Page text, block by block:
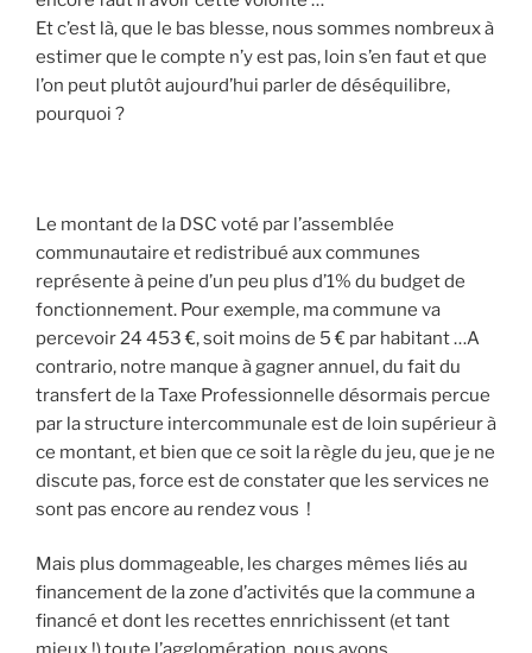
Et c’est là, que le bas blesse, nous sommes nombreux à
estimer que le compte n’y est pas, loin s’en faut et que
l’on peut plutôt aujourd’hui parler de déséquilibre,
pourquoi ?
Le montant de la DSC voté par l’assemblée
communautaire et redistribué aux communes
représente à peine d’un peu plus d’1% du budget de
fonctionnement. Pour exemple, ma commune va
percevoir 24 453 €, soit moins de 5 € par habitant …A
contrario, notre manque à gagner annuel, du fait du
transfert de la Taxe Professionnelle désormais percue
par la structure intercommunale est de loin supérieur à
ce montant, et bien que ce soit la règle du jeu, que je ne
discute pas, force est de constater que les services ne
sont pas encore au rendez vous !
Mais plus dommageable, les charges mêmes liés au
financement de la zone d’activités que la commune a
financé et dont les recettes ennrichissent (et tant